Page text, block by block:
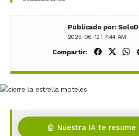
Publicado por:
2025-06-12 | 7:44 AM
Compartir: Compartir
🤖 Nuestra IA te